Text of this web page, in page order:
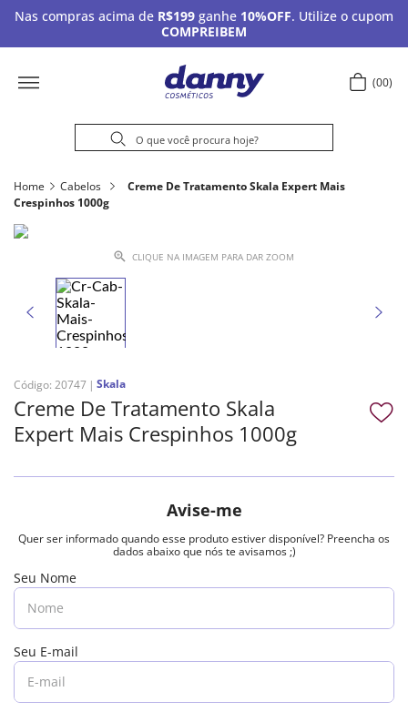
Nas compras acima de R$199 ganhe 10%OFF. Utilize o cupom
COMPREIBEM
00
Home Cabelos
Creme De Tratamento Skala Expert Mais
Crespinhos 1000g
CLIQUE NA IMAGEM PARA DAR ZOOM
Código: 20747 Skala
Creme De Tratamento Skala
Expert Mais Crespinhos 1000g